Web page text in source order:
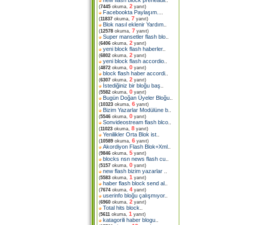
(7445 okuma, 2 yanıt)
Facebookta Paylaşım..
(11837 okuma, 7 yanıt)
Blok nasıl eklenir Yardım
(12578 okuma, 7 yanıt)
Super mansetler flash blo
(6406 okuma, 2 yanıt)
yeni block flash haberler..
(6802 okuma, 2 yanıt)
yeni block flash accordio
(4872 okuma, 0 yanıt)
block flash haber accordi
(6307 okuma, 2 yanıt)
İstediğiniz bir bloğu baş
(5582 okuma, 0 yanıt)
Bugün Doğan Üyeler Bloğu
(10323 okuma, 6 yanıt)
Bizim Yazarlar Modülüne b
(5546 okuma, 0 yanıt)
Sonvideostream flash blco
(11023 okuma, 8 yanıt)
Yenilikler Orta Blok ist
(10589 okuma, 6 yanıt)
Akordiyon Flash Blok+Xml
(9846 okuma, 5 yanıt)
blocks nsn news flash cu
(5157 okuma, 0 yanıt)
new flash bizim yazarlar
(5583 okuma, 1 yanıt)
haber flash block send al
(7674 okuma, 4 yanıt)
userinfo bloğu çalışmıyor..
(6960 okuma, 2 yanıt)
Total hits block
(5611 okuma, 1 yanıt)
katagorili haber blogu